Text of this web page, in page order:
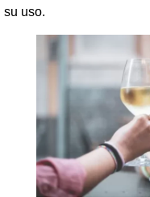
su uso.